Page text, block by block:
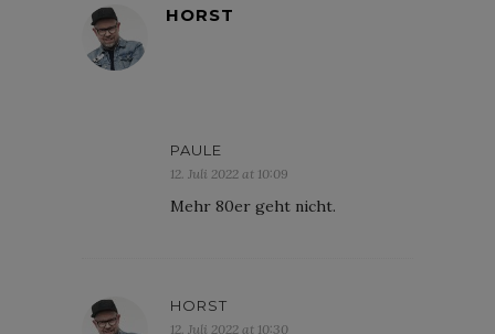
HORST
PAULE
12. Juli 2022 at 10:09
Mehr 80er geht nicht.
HORST
12. Juli 2022 at 10:30